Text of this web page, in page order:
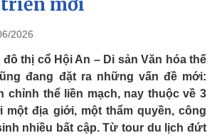
2026
thị cổ Hội An – Di sản Văn hóa thế
đang đặt ra những vấn đề mới:
chỉnh thể liền mạch, nay thuộc về 3
một địa giới, một thẩm quyền, công
nhiều bất cập. Từ tour du lịch đứt